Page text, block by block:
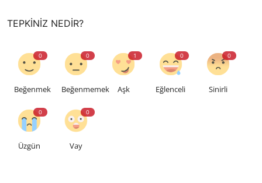
TEPKINIZ NEDIR?
0
Beğenmek
0
Beğenmemek
1
Aşk
0
Eğlenceli
0
Sinirli
0
Üzgün
0
Vay